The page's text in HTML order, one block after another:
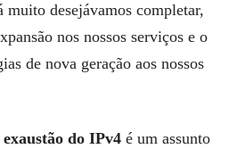
muito desejávamos completar,
nos nossos serviços e o
de nova geração aos nossos
exaustão do IPv4 é um assunto